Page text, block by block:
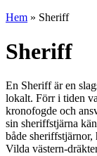
Hem » Sheriff
Sheriff
En Sheriff är en
lokalt. Förr i tiden
kronofogde och
sin sheriffstjärna
både sheriffstjärnor,
Vilda västern-